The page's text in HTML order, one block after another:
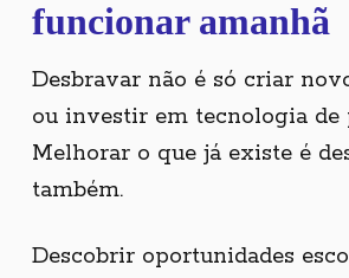
funcionar amanhã
Desbravar não é só criar
ou investir em tecnologia de
Melhorar o que já existe é
também.
Descobrir oportunidades